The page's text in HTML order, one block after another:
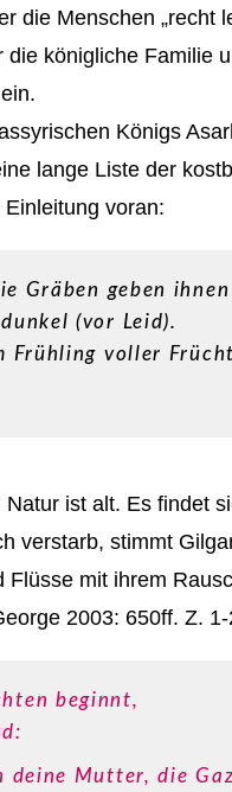
die Menschen „recht
königliche Familie
Königs
lange Liste der
voran:
Gräben geben
(vor Leid).
Frühling voller
ist alt. Es findet
verstarb, stimmt
mit ihrem
2003: 650ff. Z. 1-
beginnt,
deine Mutter, die